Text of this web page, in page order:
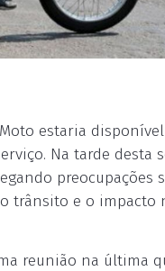
estaria
Na tarde desta
preocupações
trânsito e o impacto
reunião na última